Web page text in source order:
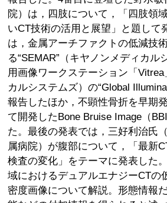
院）は，四肢について，「四肢領
いCT技術の活用と展望」と題して
は，金属アーチファクトの低減技
る“SEMAR”（キヤノンメディカル
用画像ワークステーション「
カルシステムズ）の“Global
報告したほか，不顕性骨折を早期
て開発したBone Bruise Image（
た。最後の発表では，三好利治氏
属病院）が腹部について，「最新
検査の変化」をテーマに発表した
域におけるデュアルエナジーCTの
密度画像について解説。形態情報